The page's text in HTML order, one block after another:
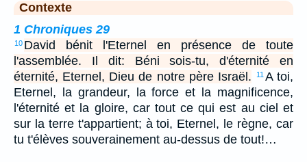
Contexte
1 Chroniques 29
10 David bénit l'Eternel en présence de toute
l'assemblée. Il dit: Béni sois-tu, d'éternité en
éternité, Eternel, Dieu de notre père Israël.
11 A toi,
Eternel, la grandeur, la force et la magnificence,
l'éternité et la gloire, car tout ce qui est au ciel et
sur la terre t'appartient; à toi, Eternel, le règne, car
tu t'élèves souverainement au-dessus de tout!…